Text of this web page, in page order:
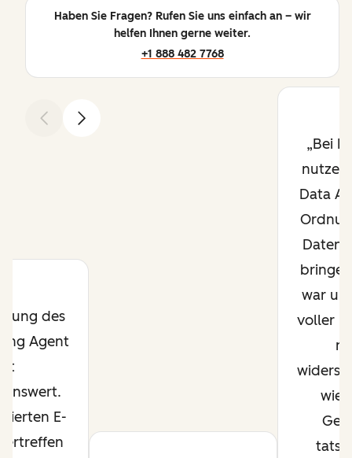
Haben Sie Fragen? Rufen Sie uns einfach an – wir
helfen Ihnen gerne weiter.
+1 888 482 7768
ZurückWeiter
des
Agent
ist
E-
Bei
Data
war
voller
wie